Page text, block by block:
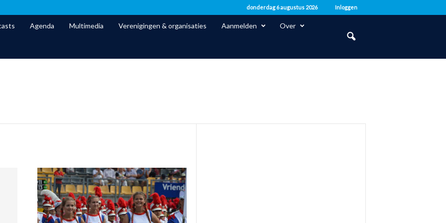
donderdag 6 augustus 2026 Inloggen
Agenda Multimedia Verenigingen & organisaties Aanmelden Over